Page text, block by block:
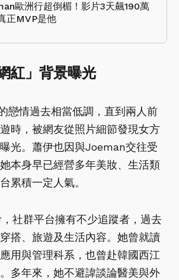
歐洲行超倒楣！影片3天飆190萬
正MVP是他
紅」背景曝光
戀情過去相當低調，直到兩人前
時，被網友從照片細節發現女方
光。蕭伊也因與Joeman交往受
本身早已經營多年美妝、生活類
累積一定人氣。
社群平台擁有不少追蹤者，過去
搭、旅遊及生活內容。她曾就讀
用與管理科系，也曾赴韓國西江
多年來，她不避諱談論醫美與外